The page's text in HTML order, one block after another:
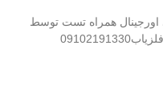
اورجینال همراه تست توسط